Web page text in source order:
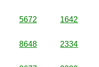
5672 1642
8648 2334